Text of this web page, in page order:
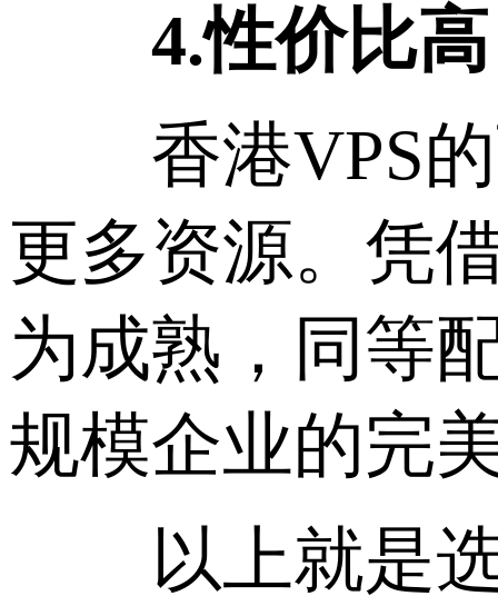
4.性价比高
香港VPS的
更多资源。凭
为成熟，同等
规模企业的完
以上就是选